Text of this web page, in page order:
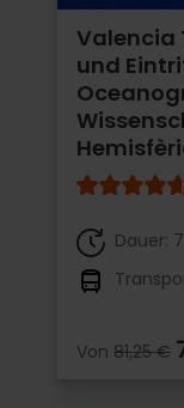
Valencia
und
Dauer:
Von 81,25 €